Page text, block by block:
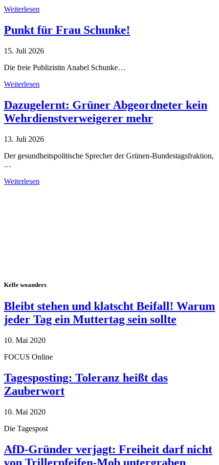
Weiterlesen
Punkt für Frau Schunke!
15. Juli 2026
Die freie Publizistin Anabel Schunke…
Weiterlesen
Dazugelernt: Grüner Abgeordneter kein
Wehrdienstverweigerer mehr
13. Juli 2026
Der gesundheitspolitische Sprecher der Grünen-Bundestagsfraktion,
…
Weiterlesen
Kelle woanders
Bleibt stehen und klatscht Beifall! Warum
jeder Tag ein Muttertag sein sollte
10. Mai 2020
FOCUS Online
Tagesposting: Toleranz heißt das
Zauberwort
10. Mai 2020
Die Tagespost
AfD-Gründer verjagt: Freiheit darf nicht